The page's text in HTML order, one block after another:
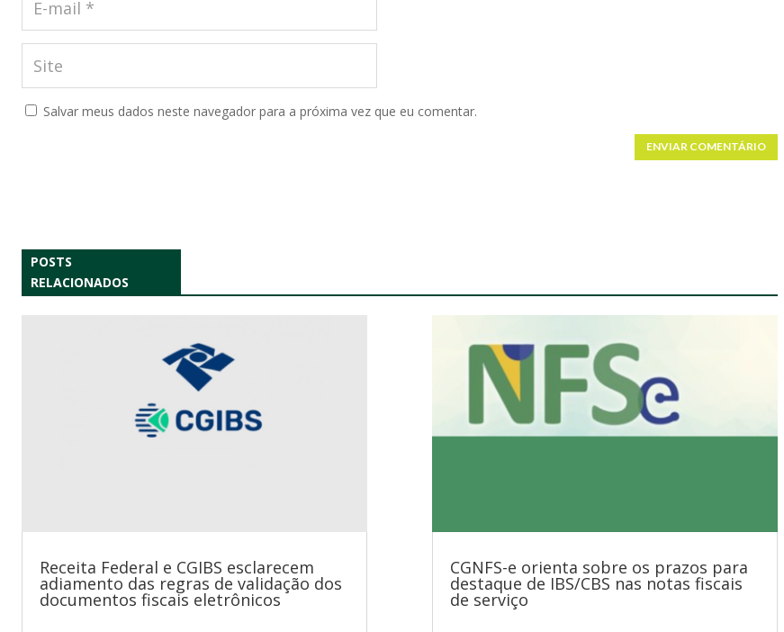
Salvar meus dados neste navegador para a próxima vez que eu comentar.
ENVIAR COMENTÁRIO
POSTS
RELACIONADOS
Receita Federal e CGIBS esclarecem
adiamento das regras de validação dos
documentos fiscais eletrônicos
CGNFS-e orienta sobre os prazos para
destaque de IBS/CBS nas notas fiscais
de serviço